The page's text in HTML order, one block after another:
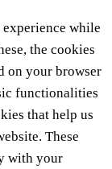
while
the cookies
on your browser
functionalities
that help us
These
with your